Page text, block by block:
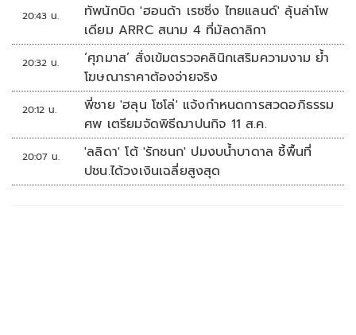
20:43 น.
ทัพนักบิด 'ฮอนด้า เรซซิ่ง ไทยแลนด์' ลุ้นล่าโพ
เดียม ARRC สนาม 4 ที่มัลดาลิกา
20:32 น.
‘ศุภมาส’ สั่งเข้มตรวจคลินิกเสริมความงาม ย้ำ
โฆษณาราคาต้องจ่ายจริง
20:12 น.
พี่ชาย 'ฮลุน โซโล่' แจ้งกำหนดการสวดอภิธรรม
ศพ เตรียมจัดพิธีฌาปนกิจ 11 ส.ค.
20:07 น.
'ลลิดา' โต้ 'รักชนก' ปมงบน้ำบาดาล ชี้พื้นที่
ปชน.ได้วงเงินเฉลี่ยสูงสุด